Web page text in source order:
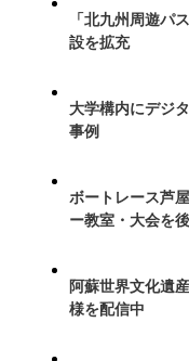
「北九州周遊パ
設を拡充
大学構内にデジ
事例
ボートレース芦
ー教室・大会を
阿蘇世界文化遺
様を配信中